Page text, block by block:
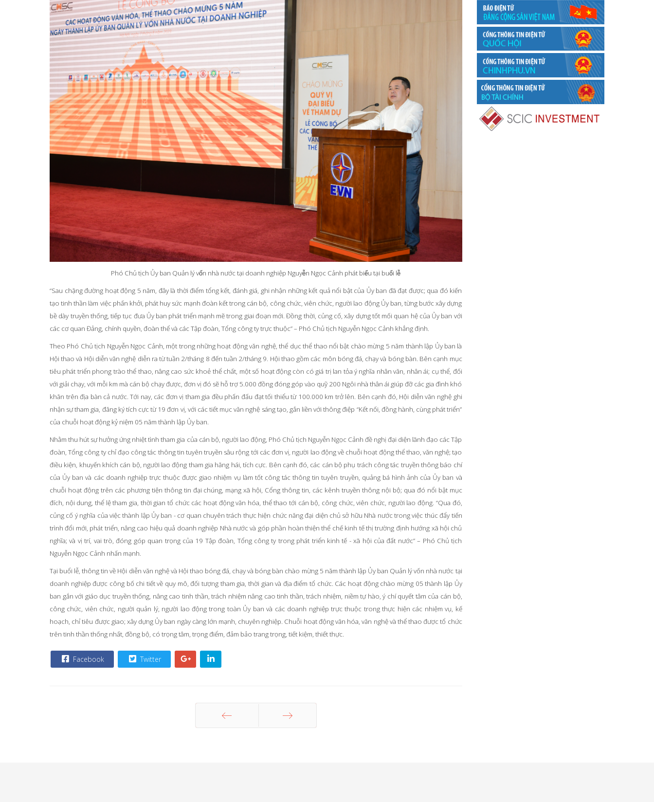
Phó Chủ tịch Ủy ban Quản lý vốn nhà nước tại doanh nghiệp Nguyễn Ngọc Cảnh phát biểu tại buổi lễ
“Sau chặng đường hoạt động 5 năm, đây là thời điểm tổng kết, đánh giá, ghi nhận những kết quả nổi bật của Ủy ban đã đạt được; qua đó kiến
tạo tinh thần làm việc phấn khởi, phát huy sức mạnh đoàn kết trong cán bộ, công chức, viên chức, người lao động Ủy ban, từng bước xây dựng
bề dày truyền thống, tiếp tục đưa Ủy ban phát triển mạnh mẽ trong giai đoạn mới. Đồng thời, củng cố, xây dựng tốt mối quan hệ của Ủy ban với
các cơ quan Đảng, chính quyền, đoàn thể và các Tập đoàn, Tổng công ty trực thuộc” – Phó Chủ tịch Nguyễn Ngọc Cảnh khẳng định.
Theo Phó Chủ tịch Nguyễn Ngọc Cảnh, một trong những hoạt động văn nghệ, thể dục thể thao nổi bật chào mừng 5 năm thành lập Ủy ban là
Hội thao và Hội diễn văn nghệ diễn ra từ tuần 2/tháng 8 đến tuần 2/tháng 9. Hội thao gồm các môn bóng đá, chạy và bóng bàn. Bên cạnh mục
tiêu phát triển phong trào thể thao, nâng cao sức khoẻ thể chất, một số hoạt động còn có giá trị lan tỏa ý nghĩa nhân văn, nhân ái; cụ thể, đối
với giải chạy, với mỗi km mà cán bộ chạy được, đơn vị đó sẽ hỗ trợ 5.000 đồng đóng góp vào quỹ 200 Ngôi nhà thân ái giúp đỡ các gia đình khó
khăn trên địa bàn cả nước. Tới nay, các đơn vị tham gia đều phấn đấu đạt tối thiểu từ 100.000 km trở lên. Bên cạnh đó, Hội diễn văn nghệ ghi
nhận sự tham gia, đăng ký tích cực từ 19 đơn vị, với các tiết mục văn nghệ sáng tạo, gắn liền với thông điệp “Kết nối, đồng hành, cùng phát triển”
của chuỗi hoạt động kỷ niệm 05 năm thành lập Ủy ban.
Nhằm thu hút sự hưởng ứng nhiệt tình tham gia của cán bộ, người lao động, Phó Chủ tịch Nguyễn Ngọc Cảnh đề nghị đại diện lãnh đạo các Tập
đoàn, Tổng công ty chỉ đạo công tác thông tin tuyên truyền sâu rộng tới các đơn vị, người lao động về chuỗi hoạt động thể thao, văn nghệ; tạo
điều kiện, khuyến khích cán bộ, người lao động tham gia hăng hái, tích cực. Bên cạnh đó, các cán bộ phụ trách công tác truyền thông báo chí
của Ủy ban và các doanh nghiệp trực thuộc được giao nhiệm vụ làm tốt công tác thông tin tuyên truyền, quảng bá hình ảnh của Ủy ban và
chuỗi hoạt động trên các phương tiện thông tin đại chúng, mạng xã hội, Cổng thông tin, các kênh truyền thông nội bộ; qua đó nổi bật mục
đích, nội dung, thể lệ tham gia, thời gian tổ chức các hoạt động văn hóa, thể thao tới cán bộ, công chức, viên chức, người lao động. “Qua đó,
củng cố ý nghĩa của việc thành lập Ủy ban - cơ quan chuyên trách thực hiện chức năng đại diện chủ sở hữu Nhà nước trong việc thúc đẩy tiến
trình đổi mới, phát triển, nâng cao hiệu quả doanh nghiệp Nhà nước và góp phần hoàn thiện thể chế kinh tế thị trường định hướng xã hội chủ
nghĩa; và vị trí, vai trò, đóng góp quan trọng của 19 Tập đoàn, Tổng công ty trong phát triển kinh tế - xã hội của đất nước” – Phó Chủ tịch
Nguyễn Ngọc Cảnh nhấn mạnh.
Tại buổi lễ, thông tin về Hội diễn văn nghệ và Hội thao bóng đá, chạy và bóng bàn chào mừng 5 năm thành lập Ủy ban Quản lý vốn nhà nước tại
doanh nghiệp được công bố chi tiết về quy mô, đối tượng tham gia, thời gian và địa điểm tổ chức. Các hoạt động chào mừng 05 thành lập Ủy
ban gắn với giáo dục truyền thống, nâng cao tinh thần, trách nhiệm nâng cao tinh thần, trách nhiệm, niềm tự hào, ý chí quyết tâm của cán bộ,
công chức, viên chức, người quản lý, người lao động trong toàn Ủy ban và các doanh nghiệp trực thuộc trong thực hiện các nhiệm vụ, kế
hoạch, chỉ tiêu được giao; xây dựng Ủy ban ngày càng lớn mạnh, chuyên nghiệp. Chuỗi hoạt động văn hóa, văn nghệ và thể thao được tổ chức
trên tinh thần thống nhất, đồng bộ, có trọng tâm, trọng điểm, đảm bảo trang trọng, tiết kiệm, thiết thực.
Facebook Twitter